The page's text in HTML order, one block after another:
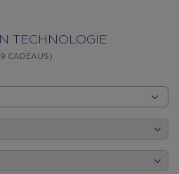
TECHNOLOGIE
CADEAUS)